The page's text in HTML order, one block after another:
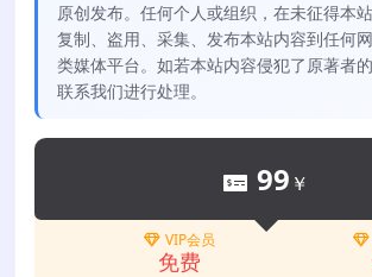
原创发布。任何个人或组织，在未征得本
复制、盗用、采集、发布本站内容到任何
类媒体平台。如若本站内容侵犯了原著者
联系我们进行处理。
99 ￥
VIP会员
免费